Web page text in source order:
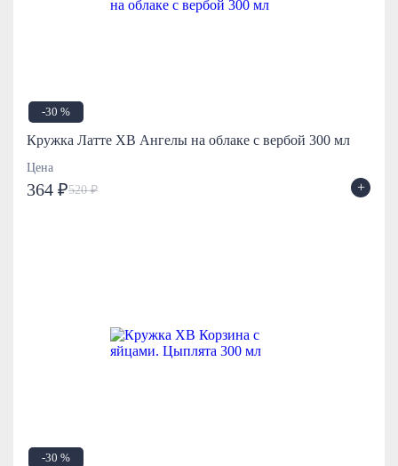
-30 %
Кружка Латте ХВ Ангелы на облаке с вербой 300 мл
Цена
364 ₽520 ₽ +
-30 %